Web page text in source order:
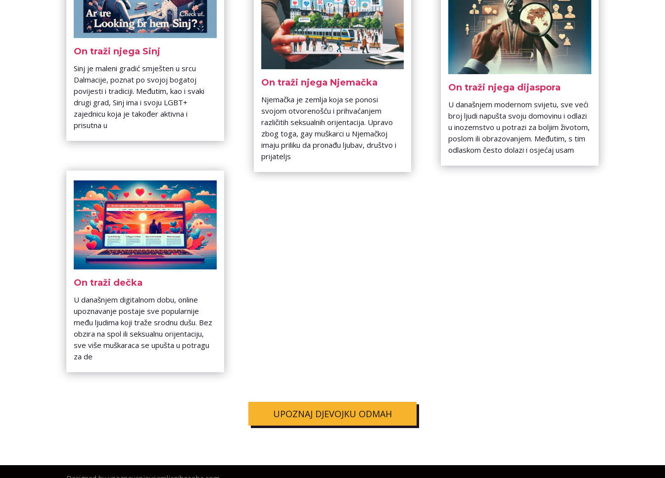
On traži njega Sinj
Sinj je maleni gradić smješten u srcu
Dalmacije, poznat po svojoj bogatoj
povijesti i tradiciji. Međutim, kao i svaki
drugi grad, Sinj ima i svoju LGBT+
zajednicu koja je također aktivna i
prisutna u
On traži dečka
U današnjem digitalnom dobu, online
upoznavanje postaje sve popularnije
među ljudima koji traže srodnu dušu. Bez
obzira na spol ili seksualnu orijentaciju,
sve više muškaraca se upušta u potragu
za de
On traži njega Njemačka
Njemačka je zemlja koja se ponosi
svojom otvorenošću i prihvaćanjem
različitih seksualnih orijentacija. Upravo
zbog toga, gay muškarci u Njemačkoj
imaju priliku da pronađu ljubav, društvo i
prijateljs
On traži njega dijaspora
U današnjem modernom svijetu, sve veći
broj ljudi napušta svoju domovinu i odlazi
u inozemstvo u potrazi za boljim životom,
poslom ili obrazovanjem. Međutim, s tim
odlaskom često dolazi i osjećaj usam
UPOZNAJ DJEVOJKU ODMAH